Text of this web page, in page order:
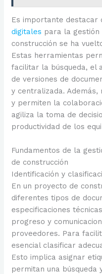
Es importante destacar
digitales para la gestión
construcción se ha
Estas herramientas
facilitar la búsqueda, el
de versiones de
y centralizada.
y permiten la
agiliza la toma de
productividad de los
Fundamentos de la
de construcción
Identificación y
En un proyecto de
diferentes tipos de
especificaciones
progreso y
proveedores. Para
esencial clasificar
Esto implica asignar
permitan una búsqueda